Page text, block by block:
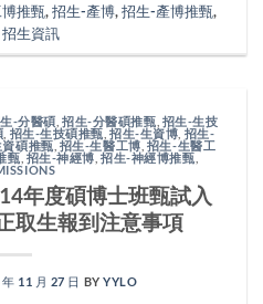
推甄,招生-產博,招生-產博推甄,
招生資訊
-分醫碩 ,招生-分醫碩推甄 招生-生技
招生-生技碩推甄 ,招生-生資博 招生-
碩推甄 招生-生醫工博 招生-生醫工
甄 招生-神經博 ,招生-神經博推甄
年度碩博士班甄試入
取生報到注意事項
11 月 27 日 BYYYLO